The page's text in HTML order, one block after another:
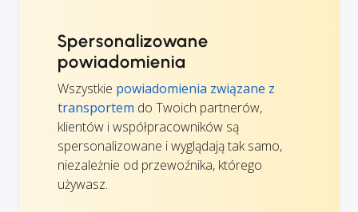
Spersonalizowane
powiadomienia
Wszystkie powiadomienia związane z
transportem do Twoich partnerów,
klientów i współpracowników są
spersonalizowane i wyglądają tak samo,
niezależnie od przewoźnika, którego
używasz.